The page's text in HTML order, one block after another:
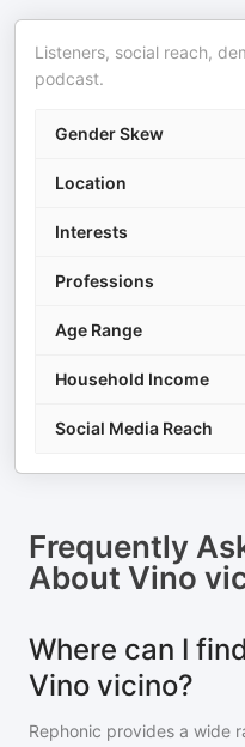
Listeners, social reach,
podcast.
Gender Skew
Location
Interests
Professions
Age Range
Household Income
Social Media Reach
Frequently
About Vino
Where can I
Vino vicino?
Rephonic provides a wide